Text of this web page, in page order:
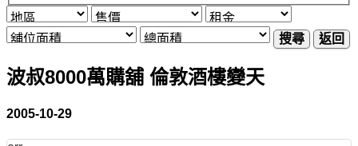
搜尋 返回
波叔8000萬購舖 倫敦酒樓變天
2005-10-29